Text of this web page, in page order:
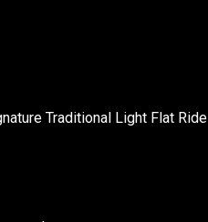
Traditional Light Flat Ride